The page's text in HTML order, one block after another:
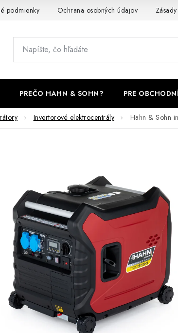
podmienky Ochrana osobných údajov
PREČO HAHN & SOHN? PRE
Invertorové elektrocentrály Hahn & Sohn